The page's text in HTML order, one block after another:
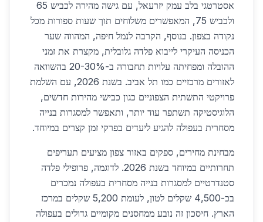
אסטרטגי בלב עמק יזרעאל, עם גישה מהירה לכביש 65
ולכביש 75, המאפשרים משלוחים תוך שעות ספורות מכל
נקודה בצפון. בנוסף, הקרבה לנמל חיפה, המהווה שער
הכניסה העיקרי לייבוא פלדה גלובלית, מקצרת את זמני
ההובלה ומפחיתה עלויות תחבורה ב-20-30% בהשוואה
לאזורים מרכזיים כמו תל אביב. בשנת 2026, עם השלמת
פרויקטי התשתית הצפוניים כגון כבישי מהירות חדשים,
הלוגיסטיקה תשתפר עוד יותר, ותאפשר למסגרות בנייה
מסחרית בעפולה להגיע ליעדים בפרקי זמן קצרים במיוחד.
מבחינת מחירים, ספקים באזור צפון מציעים תעריפים
תחרותיים במיוחד בשנת 2026. לדוגמה, פרופילי פלדה
סטנדרטיים למסגרות בנייה מסחרית בעפולה נמכרים
בכ-4,500 שקלים לטון, לעומת 5,200 שקלים במרכז
הארץ. חיסכון זה נובע ממחסנים מקומיים גדולים בעפולה